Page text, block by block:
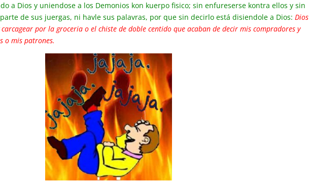
a Dios y uniendose a los Demonios kon kuerpo fisico; sin enfureserse kontra ellos y sin
de sus juergas, ni havle sus palavras, por que sin decirlo está disiendole a Dios: Dios
por la groceria o el chiste de doble centido que acaban de decir mis compradores y
o mis patrones.